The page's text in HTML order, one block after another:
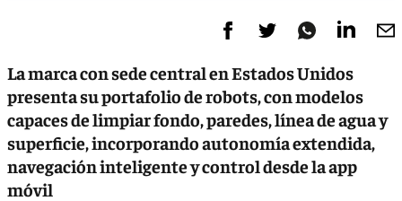
La marca con sede central en Estados Unidos
presenta su portafolio de robots, con modelos
capaces de limpiar fondo, paredes, línea de agua y
superficie, incorporando autonomía extendida,
navegación inteligente y control desde la app
móvil